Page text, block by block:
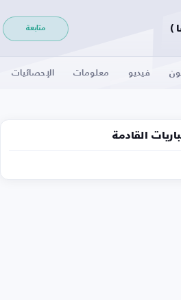
متابعة
فيديو معلومات الإحصائيات
القادمة